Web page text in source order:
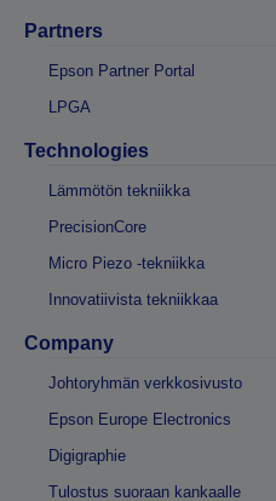
Partners
Epson Partner Portal
LPGA
Technologies
Lämmötön tekniikka
PrecisionCore
Micro Piezo -tekniikka
Innovatiivista tekniikkaa
Company
Johtoryhmän verkkosivusto
Epson Europe Electronics
Digigraphie
Tulostus suoraan kankaalle